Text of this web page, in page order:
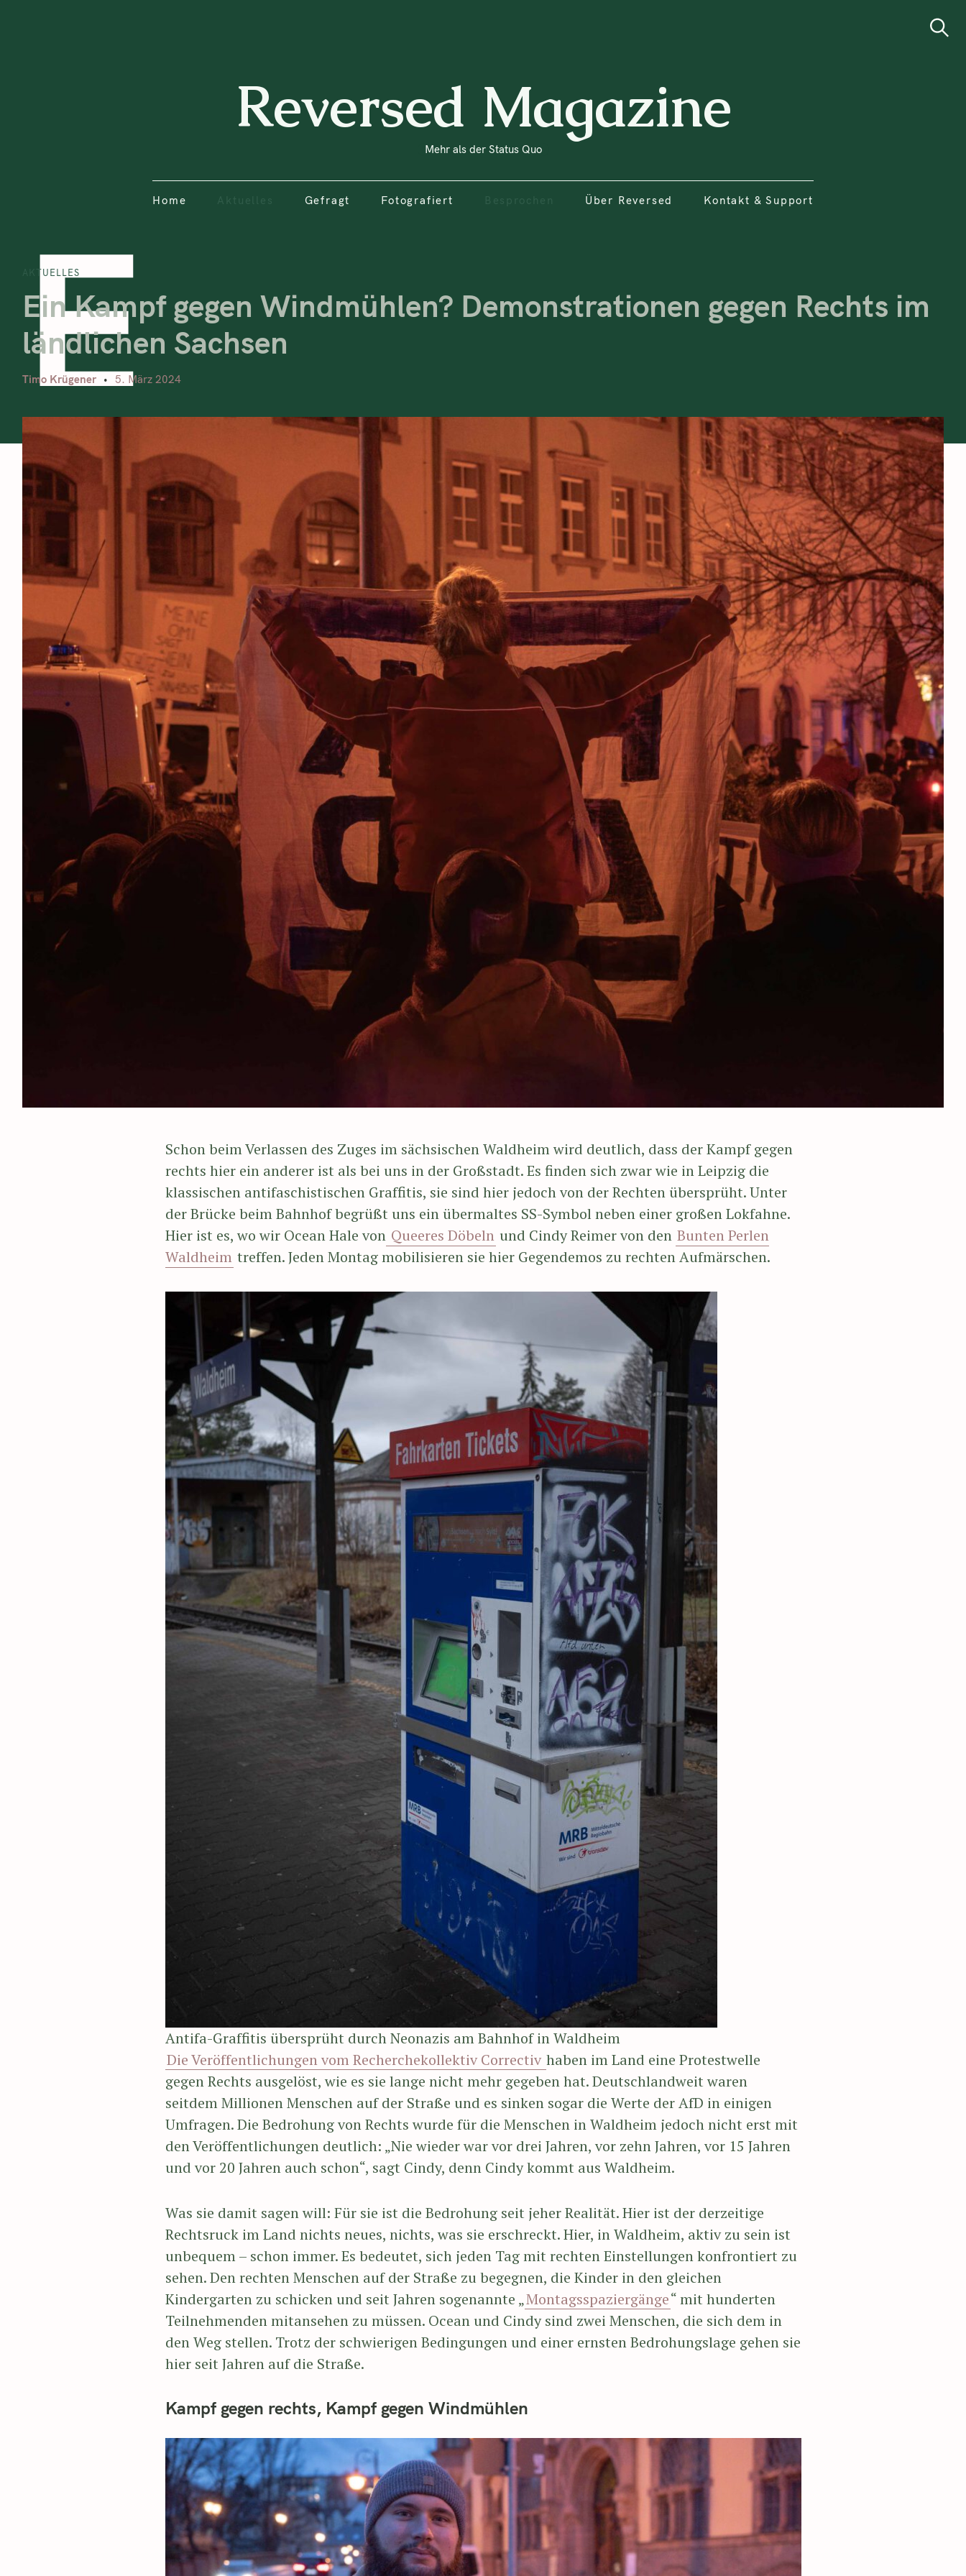
Reversed Magazine
Mehr als der Status Quo
Home Gefragt Fotografiert Über Reversed Kontakt & Support
AKTUELLES
E
Ein Kampf gegen Windmühlen? Demonstrationen gegen Rechts im
ländlichen Sachsen
Timo Krügener 5. März 2024
Schon beim Verlassen des Zuges im sächsischen Waldheim wird deutlich, dass der Kampf gegen
rechts hier ein anderer ist als bei uns in der Großstadt. Es finden sich zwar wie in Leipzig die
klassischen antifaschistischen Graffitis, sie sind hier jedoch von der Rechten übersprüht. Unter
der Brücke beim Bahnhof begrüßt uns ein übermaltes SS-Symbol neben einer großen Lokfahne.
Hier ist es, wo wir Ocean Hale von Queeres Döbeln und Cindy Reimer von den Bunten Perlen
Waldheim treffen. Jeden Montag mobilisieren sie hier Gegendemos zu rechten Aufmärschen.
Antifa-Graffitis übersprüht durch Neonazis am Bahnhof in Waldheim
Die Veröffentlichungen vom Recherchekollektiv Correctiv haben im Land eine Protestwelle
gegen Rechts ausgelöst, wie es sie lange nicht mehr gegeben hat. Deutschlandweit waren
seitdem Millionen Menschen auf der Straße und es sinken sogar die Werte der AfD in einigen
Umfragen. Die Bedrohung von Rechts wurde für die Menschen in Waldheim jedoch nicht erst mit
den Veröffentlichungen deutlich: „Nie wieder war vor drei Jahren, vor zehn Jahren, vor 15 Jahren
und vor 20 Jahren auch schon“, sagt Cindy, denn Cindy kommt aus Waldheim.
Was sie damit sagen will: Für sie ist die Bedrohung seit jeher Realität. Hier ist der derzeitige
Rechtsruck im Land nichts neues, nichts, was sie erschreckt. Hier, in Waldheim, aktiv zu sein ist
unbequem – schon immer. Es bedeutet, sich jeden Tag mit rechten Einstellungen konfrontiert zu
sehen. Den rechten Menschen auf der Straße zu begegnen, die Kinder in den gleichen
Kindergarten zu schicken und seit Jahren sogenannte „Montagsspaziergänge“ mit hunderten
Teilnehmenden mitansehen zu müssen. Ocean und Cindy sind zwei Menschen, die sich dem in
den Weg stellen. Trotz der schwierigen Bedingungen und einer ernsten Bedrohungslage gehen sie
hier seit Jahren auf die Straße.
Kampf gegen rechts, Kampf gegen Windmühlen
Press Esc to cancel.